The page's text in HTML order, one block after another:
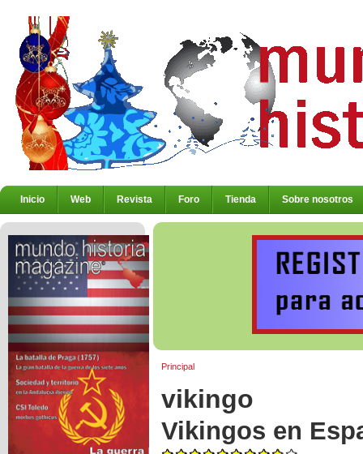
Inicio Web Revista Foro Tienda Sobre nosotros
Principal
vikingo
Vikingos en